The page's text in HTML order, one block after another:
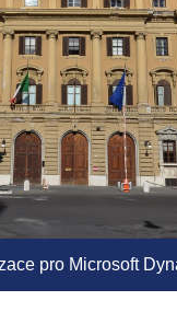
pro Microsoft